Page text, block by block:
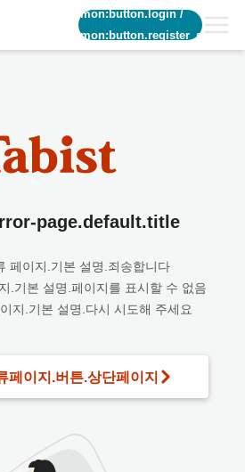
common:button.login/
common:button.register_short
page.default.title
페이지.기본 설명.죄송합니다
.기본 설명.페이지를 표시할 수 없음
지.기본 설명.다시 시도해 주세요
페이지.버튼.상단페이지